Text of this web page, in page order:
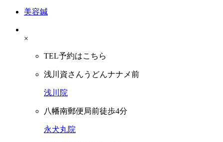
美容鍼
×
TEL予約はこちら
浅川資さんうどんナナメ前
浅川院
八幡南郵便局前徒歩4分
永犬丸院